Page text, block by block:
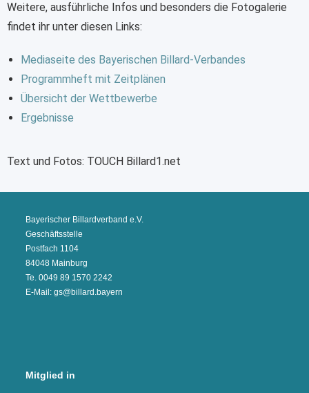
Weitere, ausführliche Infos und besonders die Fotogalerie
findet ihr unter diesen Links:
Mediaseite des Bayerischen Billard-Verbandes
Programmheft mit Zeitplänen
Übersicht der Wettbewerbe
Ergebnisse
Text und Fotos: TOUCH Billard1.net
Bayerischer Billardverband e.V.
Geschäftsstelle
Postfach 1104
84048 Mainburg
Te. 0049 89 1570 2242
E-Mail: gs@billard.bayern
Mitglied in